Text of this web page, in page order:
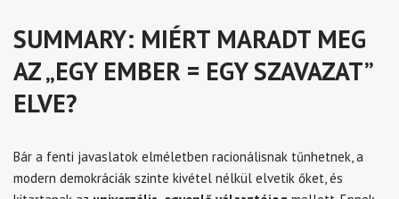
SUMMARY: MIÉRT MARADT MEG
AZ „EGY EMBER = EGY SZAVAZAT”
ELVE?
Bár a fenti javaslatok elméletben racionálisnak tűnhetnek, a
modern demokráciák szinte kivétel nélkül elvetik őket, és